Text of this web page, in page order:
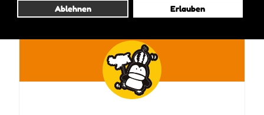
Ablehnen Erlauben
ale inside